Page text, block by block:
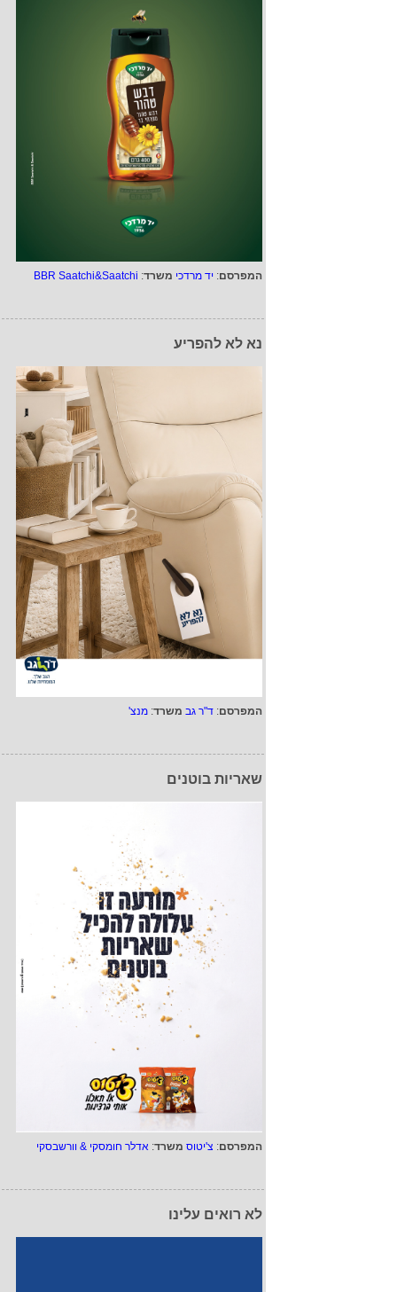
המפרסם: יד מרדכי משרד:
BBR Saatchi&Saatchi
נא לא להפריע
המפרסם: ד"ר גב משרד: מנצ'
שאריות בוטנים
המפרסם: צ'יטוס משרד: אדלר חומסקי & וורשבסקי
לא רואים עלינו